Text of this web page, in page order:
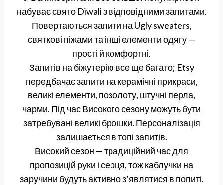
набуває свято Diwali з відповідними запитами.
Повертаються запити на Ugly sweaters,
святкові піжами та інші елементи одягу —
прості й комфортні.
Запитів на біжутерію все ще багато; Etsy
передбачає запити на керамічні прикраси,
великі елементи, позолоту, штучні перла,
чарми. Під час Високого сезону можуть бути
затребувані великі брошки. Персоналізація
залишається в топі запитів.
Високий сезон — традиційний час для
пропозицій руки і серця, тож каблучки на
заручини будуть активно з’являтися в попиті.